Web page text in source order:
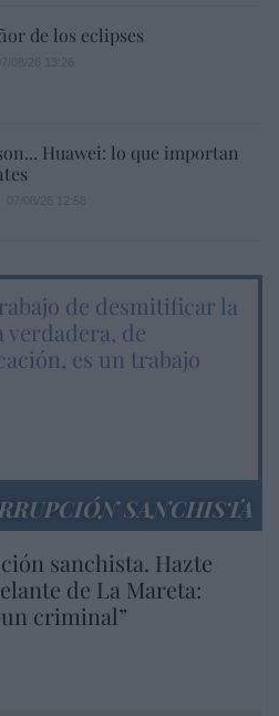
de los eclipses
Huawei: lo que importan
de desmitificar la
de
es un trabajo
SANCHISTA
sanchista. Hazte
de La Mareta:
un criminal”